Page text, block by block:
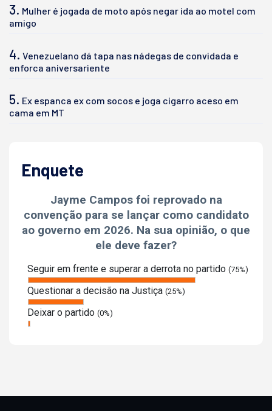
3. Mulher é jogada de moto após negar ida ao motel com
amigo
4. Venezuelano dá tapa nas nádegas de convidada e
enforca aniversariente
5. Ex espanca ex com socos e joga cigarro aceso em
cama em MT
Enquete
Jayme Campos foi reprovado na
convenção para se lançar como candidato
ao governo em 2026. Na sua opinião, o que
ele deve fazer?
Seguir em frente e superar a derrota no partido (75%)
Questionar a decisão na Justiça (25%)
Deixar o partido (0%)